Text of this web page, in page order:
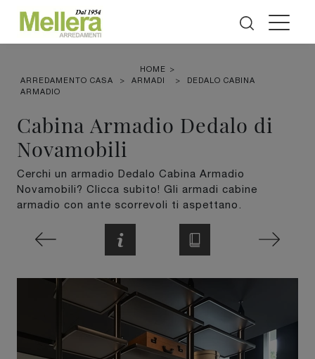
HOME >
ARREDAMENTO CASA
> ARMADI >
DEDALO CABINA
ARMADIO
Cabina Armadio Dedalo di
Novamobili
Cerchi un armadio Dedalo Cabina Armadio
Novamobili? Clicca subito! Gli armadi cabine
armadio con ante scorrevoli ti aspettano.